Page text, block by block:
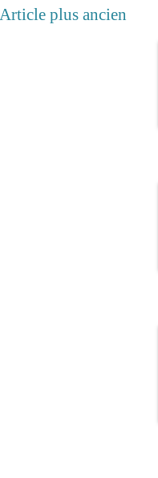
Article plus ancien